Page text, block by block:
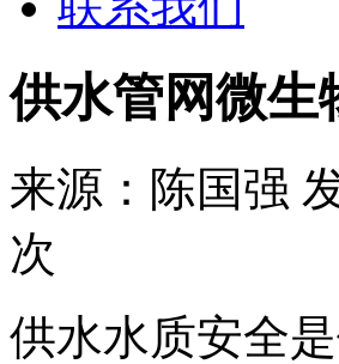
供水管网微生
来源： 陈国强
次
供水水质安全